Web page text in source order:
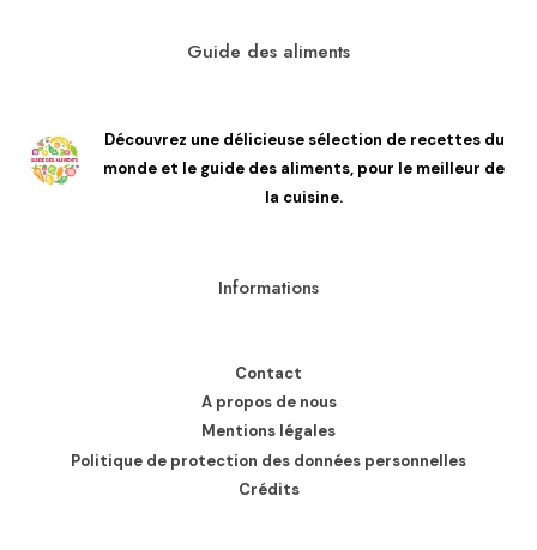
Guide des aliments
Découvrez une délicieuse sélection de recettes du
monde et le guide des aliments, pour le meilleur de
la cuisine.
Informations
Contact
A propos de nous
Mentions légales
Politique de protection des données personnelles
Crédits